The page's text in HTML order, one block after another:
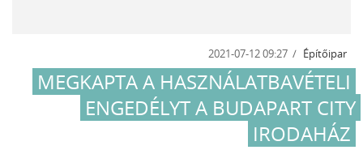
2021-07-12 09:27 Építőipar
MEGKAPTA A HASZNÁLATBAVÉTELI
ENGEDÉLYT A BUDAPART CITY
IRODAHÁZ